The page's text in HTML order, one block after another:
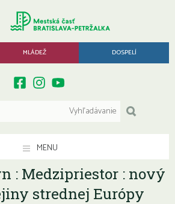
MLÁDEŽ DOSPELÍ
MENU
: Medzipriestor : nový
strednej Európy